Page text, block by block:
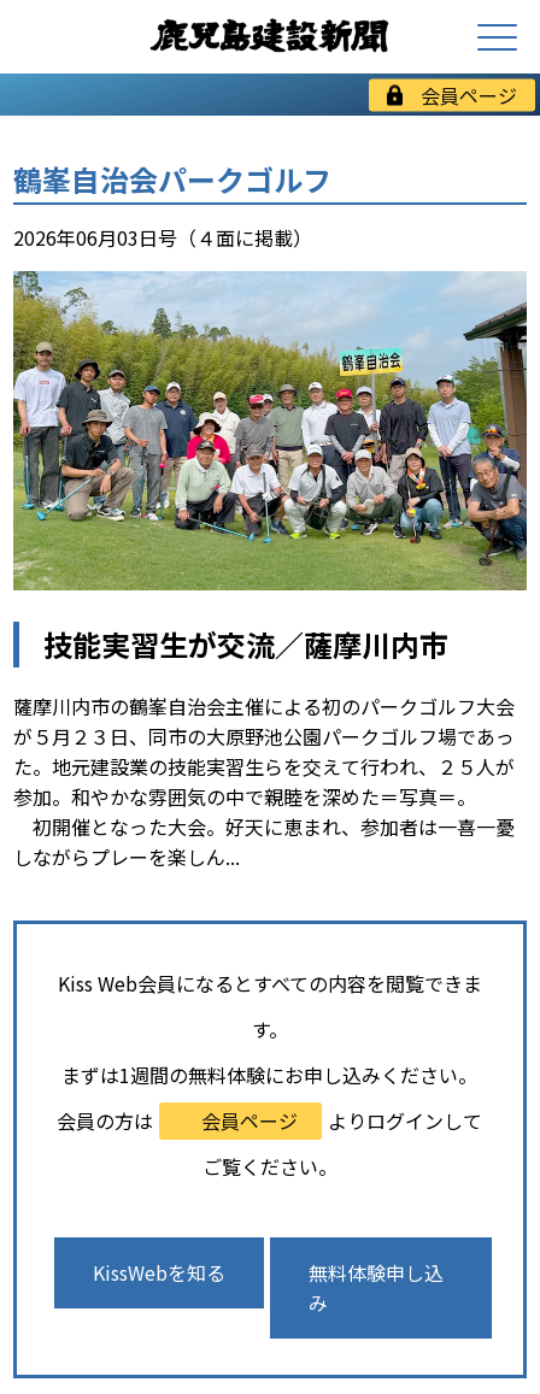
会員ページ
鶴峯自治会パークゴルフ
2026年06月03日号（４面に掲載）
技能実習生が交流／薩摩川内市
薩摩川内市の鶴峯自治会主催による初のパークゴルフ大会
が５月２３日、同市の大原野池公園パークゴルフ場であっ
た。地元建設業の技能実習生らを交えて行われ、２５人が
参加。和やかな雰囲気の中で親睦を深めた＝写真＝。
初開催となった大会。好天に恵まれ、参加者は一喜一憂
しながらプレーを楽しん...
Kiss Web会員になるとすべての内容を閲覧できま
す。
まずは1週間の無料体験にお申し込みください。
会員の方は
会員ページ
よりログインして
ご覧ください。
KissWebを知る
無料体験申し込
み